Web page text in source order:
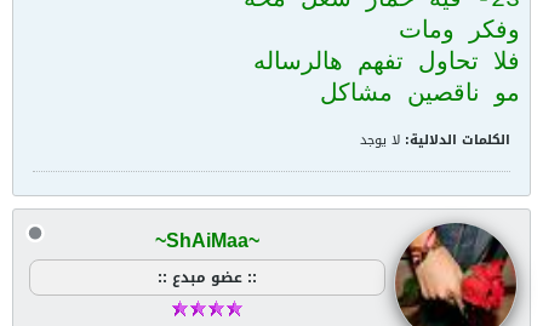
وفكر ومات
فلا تحاول تفهم هالرساله
مو ناقصين مشاكل
الكلمات الدلالية: لا يوجد
~ShAiMaa~
:: عضو مبدع ::